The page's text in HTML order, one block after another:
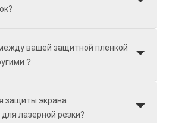
вашей защитной пленкой
？
защиты экрана
лазерной резки?